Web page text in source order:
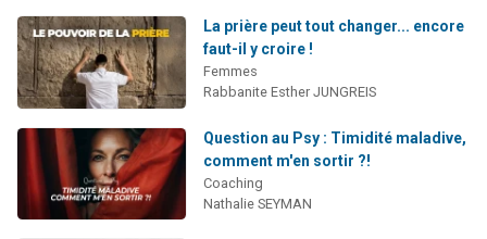
La prière peut tout changer... encore
faut-il y croire !
Femmes
Rabbanite Esther JUNGREIS
Question au Psy : Timidité maladive,
comment m'en sortir ?!
Coaching
Nathalie SEYMAN